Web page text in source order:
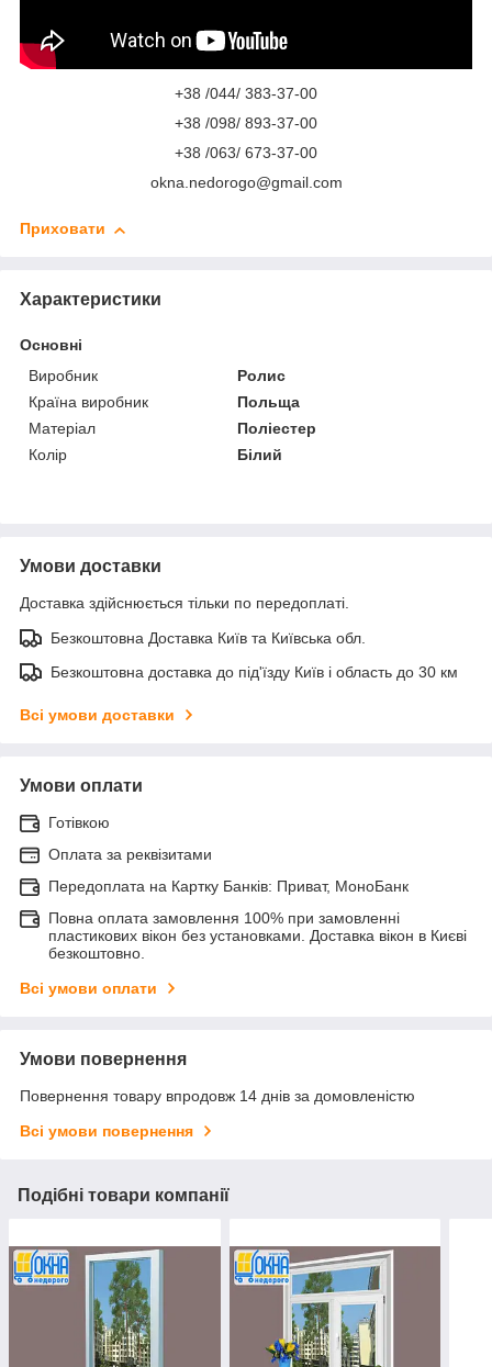
+38 /044/ 383-37-00
+38 /098/ 893-37-00
+38 /063/ 673-37-00
okna.nedorogo@gmail.com
Приховати
Характеристики
Основні
Виробник
Ролис
Країна виробник
Польща
Матеріал
Поліестер
Колір
Білий
Умови доставки
Доставка здійснюється тільки по передоплаті.
Безкоштовна Доставка Київ та Київська обл.
Безкоштовна доставка до під'їзду Київ і область до 30 км
Всі умови доставки
Умови оплати
Готівкою
Оплата за реквізитами
Передоплата на Картку Банків: Приват, МоноБанк
Повна оплата замовлення 100% при замовленні
пластикових вікон без установками. Доставка вікон в Києві
безкоштовно.
Всі умови оплати
Умови повернення
Повернення товару впродовж 14 днів за домовленістю
Всі умови повернення
Подібні товари компанії